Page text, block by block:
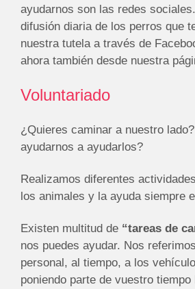
ayudarnos son las redes
difusión diaria de los perros que
nuestra tutela a través de
ahora también desde nuestra
Voluntariado
¿Quieres caminar a nuestro
ayudarnos a ayudarlos?
Realizamos diferentes
los animales y la ayuda siempre
Existen multitud de “tareas de
nos puedes ayudar. Nos
personal, al tiempo, a los
poniendo parte de vuestro tiempo